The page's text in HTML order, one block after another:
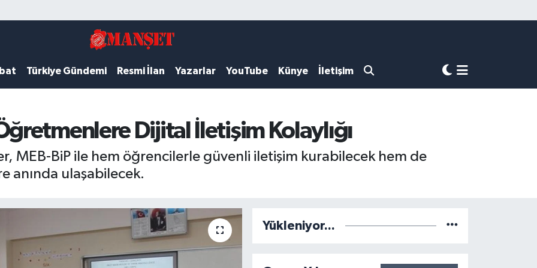
Türkiye Gündemi Resmi İlan Yazarlar YouTube Künye İletişim
Dijital İletişim Kolaylığı
MEB-BiP ile hem öğrencilerle güvenli iletişim kurabilecek hem de
anında ulaşabilecek.
Yükleniyor...